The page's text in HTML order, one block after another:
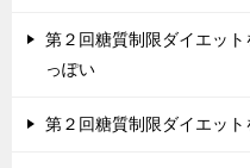
第２回糖質制限ダイエッ
っぽい
第２回糖質制限ダイエット